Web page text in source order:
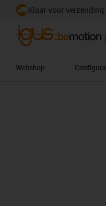
Klaar voor
Webshop